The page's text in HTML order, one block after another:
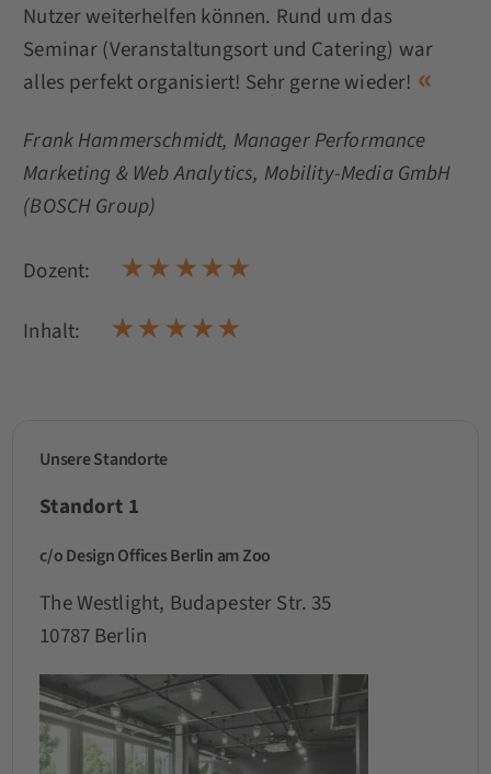
Nutzer weiterhelfen können. Rund um das
Seminar (Veranstaltungsort und Catering) war
alles perfekt organisiert! Sehr gerne wieder!
Frank Hammerschmidt, Manager Performance
Marketing & Web Analytics, Mobility-Media GmbH
(BOSCH Group)
Dozent:
Inhalt:
Unsere Standorte
Standort 1
c/o Design Offices Berlin am Zoo
The Westlight, Budapester Str. 35
10787 Berlin